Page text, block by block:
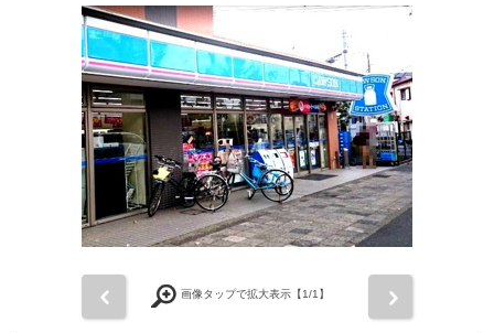
画像タップで拡大表示【1/1】